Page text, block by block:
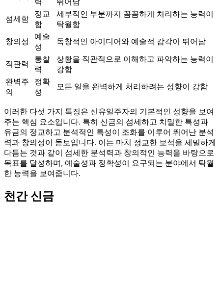
섬세함
정교
함
세부적인 부분까지 꼼꼼하게 처리하는 능력이
탁월함
창의성
예술
성
독창적인 아이디어와 예술적 감각이 뛰어남
직관력
통찰
력
상황을 직관적으로 이해하고 파악하는 능력이
강함
완벽주
의
정확
성
모든 일을 완벽하게 처리하려는 성향이 강함
이러한 다섯 가지 특징은 신유일주자의 기본적인 성향을 보여
주는 핵심 요소입니다. 특히 신금의 섬세하고 치밀한 특성과
유금의 정교하고 분석적인 특성이 조화를 이루어 뛰어난 분석
력과 창의성이 돋보입니다. 이는 마치 정교한 보석을 세밀하게
다듬는 것과 같이 섬세한 분석력과 창의적인 능력을 바탕으로
목표를 달성하며, 예술성과 정확성이 요구되는 분야에서 탁월
한 능력을 보여줍니다.
천간 신금